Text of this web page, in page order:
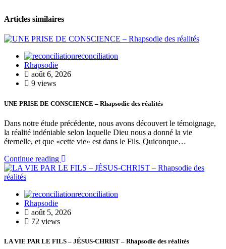
Articles similaires
reconciliation
Rhapsodie
août 6, 2026
9 views
UNE PRISE DE CONSCIENCE – Rhapsodie des réalités
Dans notre étude précédente, nous avons découvert le témoignage,
la réalité indéniable selon laquelle Dieu nous a donné la vie
éternelle, et que «cette vie» est dans le Fils. Quiconque…
Continue reading
reconciliation
Rhapsodie
août 5, 2026
72 views
LA VIE PAR LE FILS – JÉSUS-CHRIST – Rhapsodie des réalités